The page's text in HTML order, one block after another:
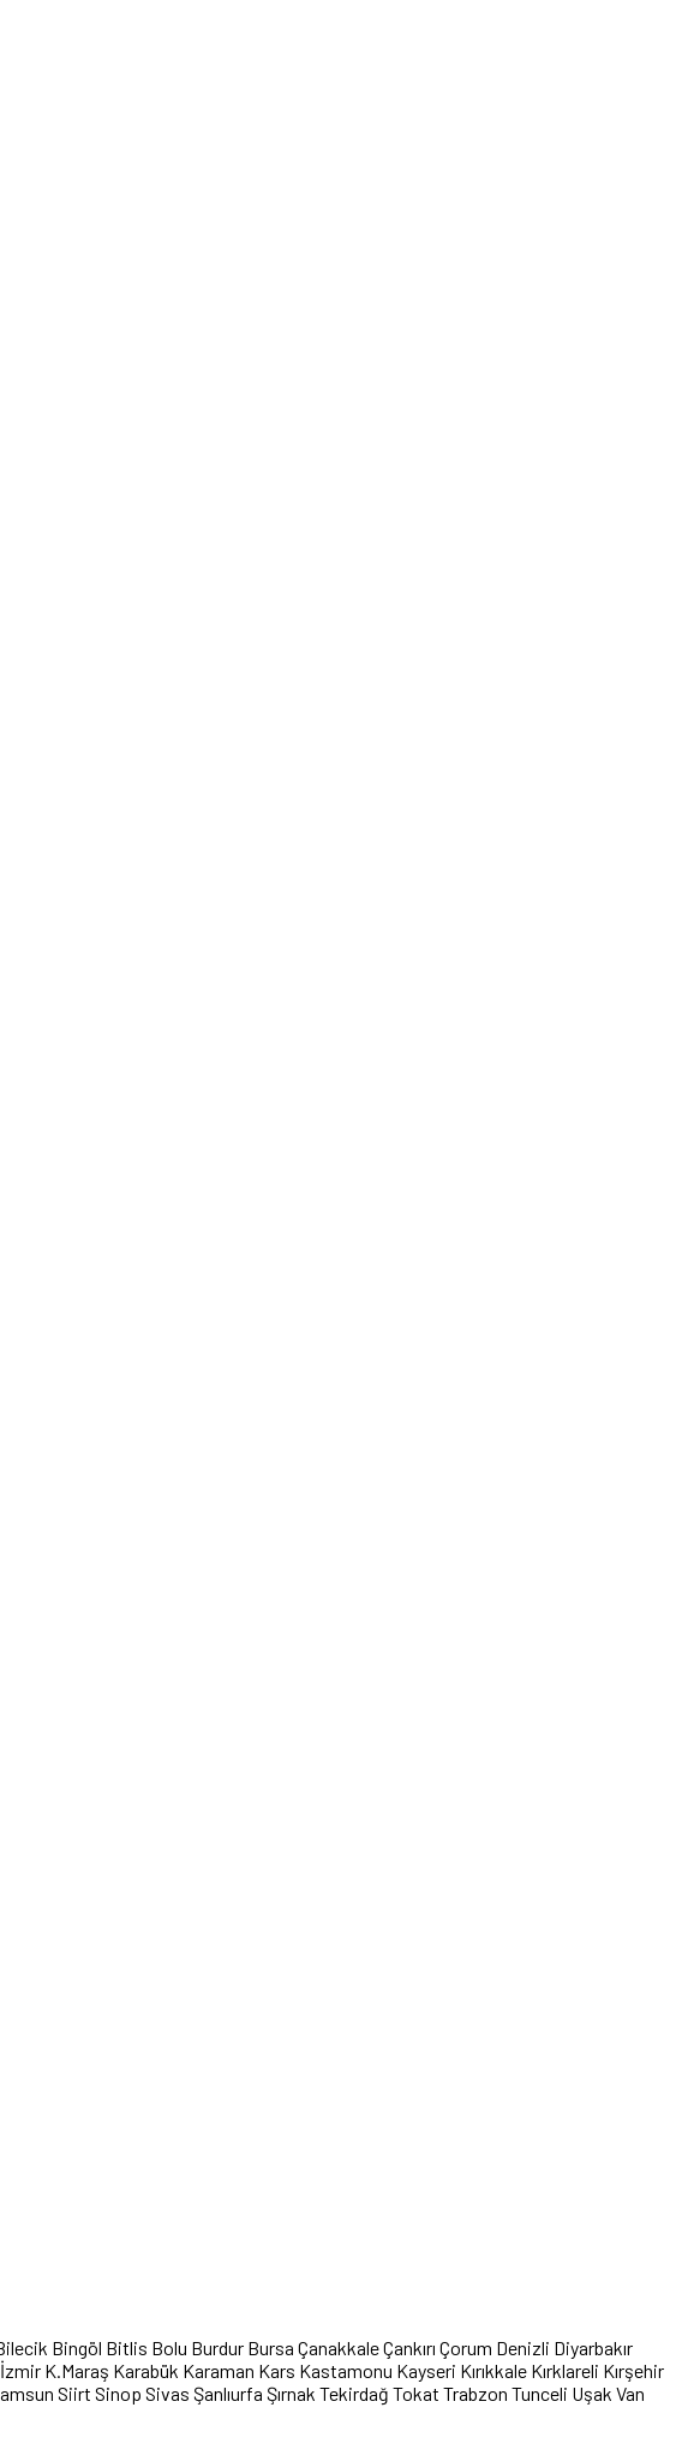
Bingöl Bitlis Bolu Burdur Bursa ÇanakkaleÇankırı Çorum Denizli Diyarbakır
İzmir K.Maraş Karabük Karaman Kars Kastamonu Kayseri Kırıkkale Kırklareli Kırşehir
Siirt Sinop Sivas Şanlıurfa Şırnak Tekirdağ Tokat Trabzon Tunceli Uşak Van